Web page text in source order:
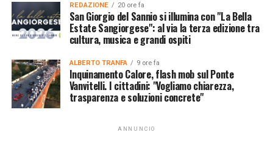
REDAZIONE 20 ore fa
San Giorgio del Sannio si illumina con "La Bella
Estate Sangiorgese": al via la terza edizione tra
cultura, musica e grandi ospiti
ALBERTO TRANFA 9 ore fa
Inquinamento Calore, flash mob sul Ponte
Vanvitelli. I cittadini: "Vogliamo chiarezza,
trasparenza e soluzioni concrete"
ANNUNCIO